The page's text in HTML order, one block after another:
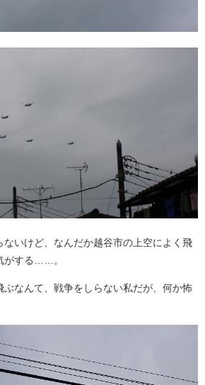
いけど、なんだか越谷市の上空によく飛
がする……。
ぶなんて、戦争をしらない私だが、何か怖